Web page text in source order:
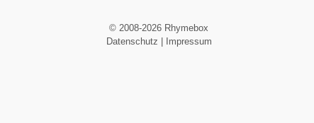
© 2008-2026 Rhymebox
Datenschutz
Impressum